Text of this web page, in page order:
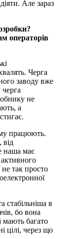
Але зараз
операторів
Черга
заводу вже
не
а
працюють.
від
наша має
так просто
стабільніша в
бо вона
мають багато
цілі, через що